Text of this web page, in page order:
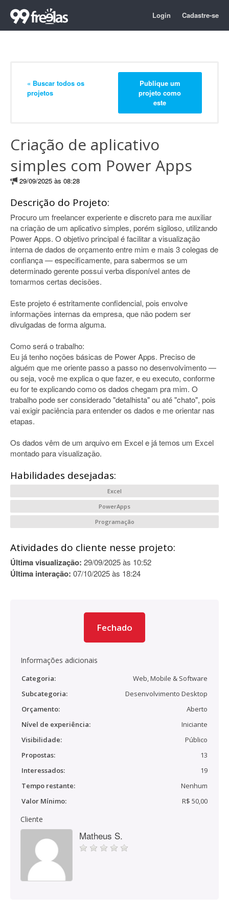
Login Cadastre-se
« Buscar todos os
projetos
Publique um
projeto como
este
Criação de aplicativo
simples com Power Apps
29/09/2025 às 08:28
Descrição do Projeto:
Procuro um freelancer experiente e discreto para me auxiliar
na criação de um aplicativo simples, porém sigiloso, utilizando
Power Apps. O objetivo principal é facilitar a visualização
interna de dados de orçamento entre mim e mais 3 colegas de
confiança — especificamente, para sabermos se um
determinado gerente possui verba disponível antes de
tomarmos certas decisões.
Este projeto é estritamente confidencial, pois envolve
informações internas da empresa, que não podem ser
divulgadas de forma alguma.
Como será o trabalho:
Eu já tenho noções básicas de Power Apps. Preciso de
alguém que me oriente passo a passo no desenvolvimento —
ou seja, você me explica o que fazer, e eu executo, conforme
eu for te explicando como os dados chegam pra mim. O
trabalho pode ser considerado "detalhista" ou até "chato", pois
vai exigir paciência para entender os dados e me orientar nas
etapas.
Os dados vêm de um arquivo em Excel e já temos um Excel
montado para visualização.
Habilidades desejadas:
Excel
PowerApps
Programação
Atividades do cliente nesse projeto:
Última visualização: 29/09/2025 às 10:52
Última interação: 07/10/2025 às 18:24
Fechado
Informações adicionais
Categoria:
Web, Mobile & Software
Subcategoria:
Desenvolvimento Desktop
Orçamento:
Aberto
Nível de experiência:
Iniciante
Visibilidade:
Público
Propostas:
13
Interessados:
19
Tempo restante:
Nenhum
Valor Mínimo:
R$ 50,00
Cliente
Matheus S.